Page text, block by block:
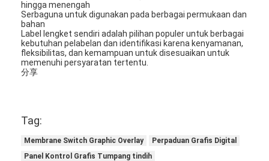
hingga menengah
Serbaguna untuk digunakan pada berbagai permukaan dan
bahan
Label lengket sendiri adalah pilihan populer untuk berbagai
kebutuhan pelabelan dan identifikasi karena kenyamanan,
fleksibilitas, dan kemampuan untuk disesuaikan untuk
memenuhi persyaratan tertentu.
分享
Tag:
Membrane Switch Graphic Overlay
Perpaduan Grafis Digital
Panel Kontrol Grafis Tumpang tindih